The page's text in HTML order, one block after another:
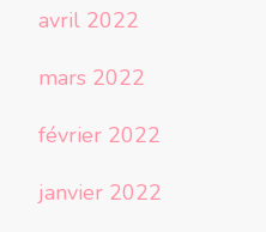
avril 2022
mars 2022
février 2022
janvier 2022